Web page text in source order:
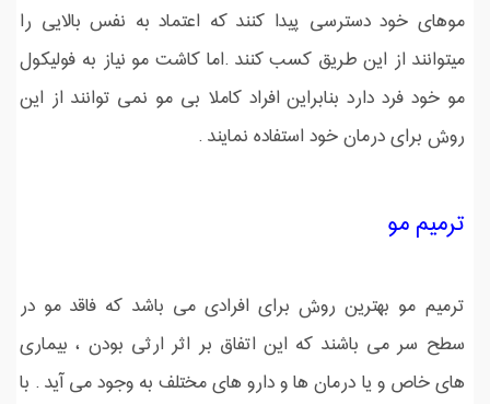
موهای خود دسترسی پیدا کنند که اعتماد به نفس بالایی را
میتوانند از این طریق کسب کنند .اما کاشت مو نیاز به فولیکول
مو خود فرد دارد بنابراین افراد کاملا بی مو نمی توانند از این
روش برای درمان خود استفاده نمایند .
ترمیم مو
ترمیم مو بهترین روش برای افرادی می باشد که فاقد مو در
سطح سر می باشند که این اتفاق بر اثر ارثی بودن ، بیماری
های خاص و یا درمان ها و دارو های مختلف به وجود می آید . با